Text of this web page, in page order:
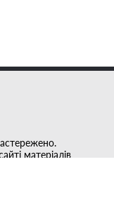
матеріалів